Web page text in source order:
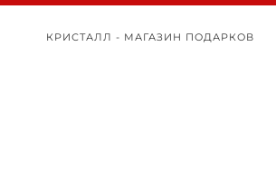
КРИСТАЛЛ - МАГАЗИН ПОДАРКОВ